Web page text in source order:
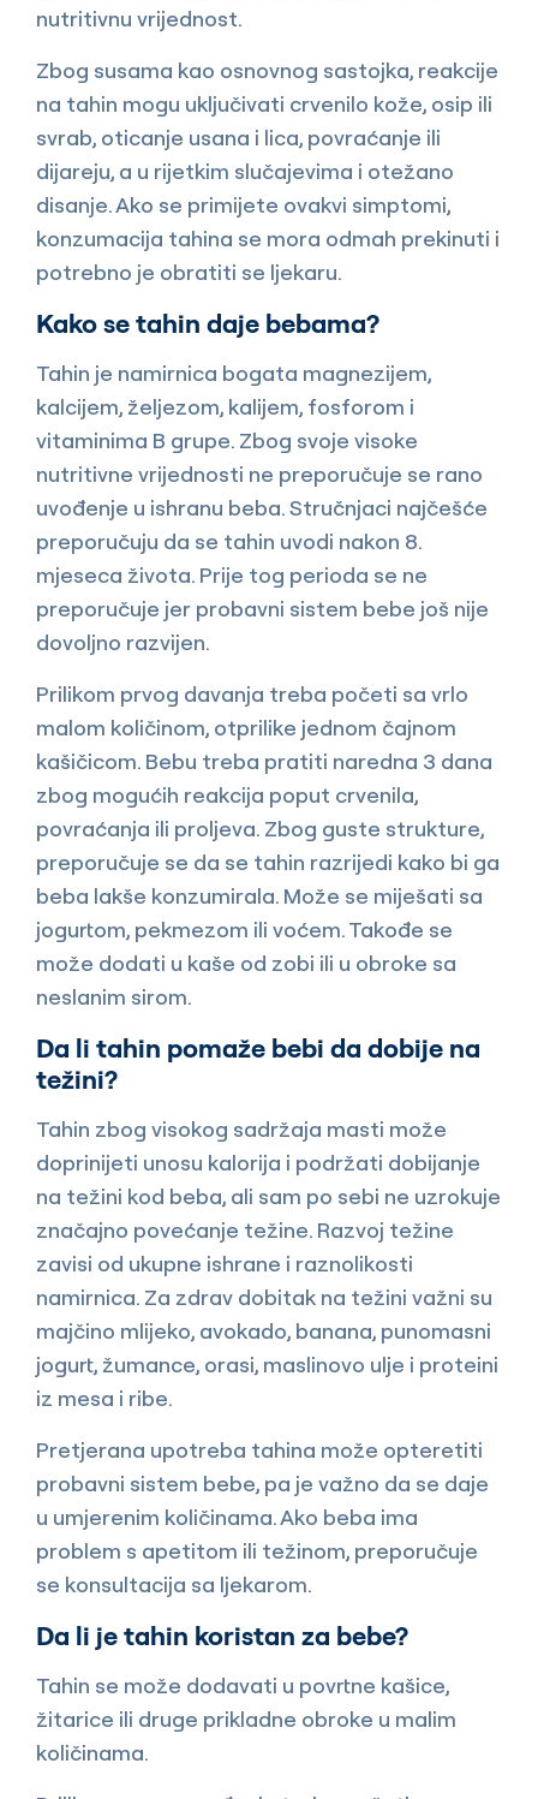
nutritivnu vrijednost.
Zbog susama kao osnovnog sastojka, reakcije
na tahin mogu uključivati crvenilo kože, osip ili
svrab, oticanje usana i lica, povraćanje ili
dijareju, a u rijetkim slučajevima i otežano
disanje. Ako se primijete ovakvi simptomi,
konzumacija tahina se mora odmah prekinuti i
potrebno je obratiti se ljekaru.
Kako se tahin daje bebama?
Tahin je namirnica bogata magnezijem,
kalcijem, željezom, kalijem, fosforom i
vitaminima B grupe. Zbog svoje visoke
nutritivne vrijednosti ne preporučuje se rano
uvođenje u ishranu beba. Stručnjaci najčešće
preporučuju da se tahin uvodi nakon 8.
mjeseca života. Prije tog perioda se ne
preporučuje jer probavni sistem bebe još nije
dovoljno razvijen.
Prilikom prvog davanja treba početi sa vrlo
malom količinom, otprilike jednom čajnom
kašičicom. Bebu treba pratiti naredna 3 dana
zbog mogućih reakcija poput crvenila,
povraćanja ili proljeva. Zbog guste strukture,
preporučuje se da se tahin razrijedi kako bi ga
beba lakše konzumirala. Može se miješati sa
jogurtom, pekmezom ili voćem. Takođe se
može dodati u kaše od zobi ili u obroke sa
neslanim sirom.
Da li tahin pomaže bebi da dobije na
težini?
Tahin zbog visokog sadržaja masti može
doprinijeti unosu kalorija i podržati dobijanje
na težini kod beba, ali sam po sebi ne uzrokuje
značajno povećanje težine. Razvoj težine
zavisi od ukupne ishrane i raznolikosti
namirnica. Za zdrav dobitak na težini važni su
majčino mlijeko, avokado, banana, punomasni
jogurt, žumance, orasi, maslinovo ulje i proteini
iz mesa i ribe.
Pretjerana upotreba tahina može opteretiti
probavni sistem bebe, pa je važno da se daje
u umjerenim količinama. Ako beba ima
problem s apetitom ili težinom, preporučuje
se konsultacija sa ljekarom.
Da li je tahin koristan za bebe?
Tahin se može dodavati u povrtne kašice,
žitarice ili druge prikladne obroke u malim
količinama.